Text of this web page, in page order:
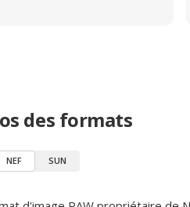
des formats
NEF SUN